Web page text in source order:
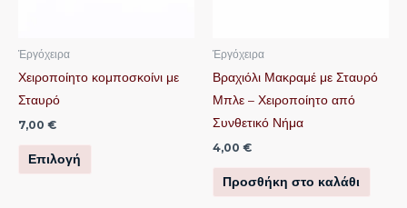
Ἐργόχειρα
Χειροποίητο κομποσκοίνι με
Σταυρό
7,00 €
Επιλογή
να
σελίδα
Ἐργόχειρα
Βραχιόλι Μακραμέ με Σταυρό
Μπλε – Χειροποίητο από
Συνθετικό Νήμα
4,00 €
Προσθήκη στο καλάθι